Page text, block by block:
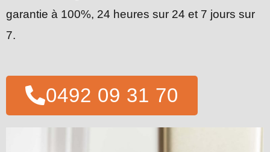
garantie à 100%, 24 heures sur 24 et 7 jours sur
7.
0492 09 31 70